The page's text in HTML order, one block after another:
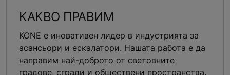
КАКВО ПРАВИМ
KONE е иновативен лидер в индустрията за
асансьори и ескалатори. Нашата работа е да
направим най-доброто от световните
градове, сгради и обществени пространства.